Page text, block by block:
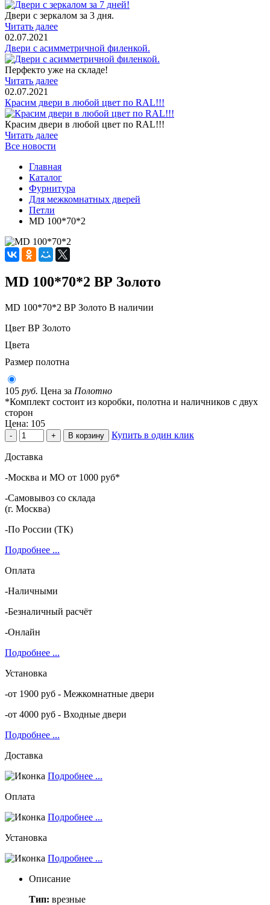
Двери с зеркалом за 3 дня.
Читать далее
02.07.2021
Двери с асимметричной филенкой.
Перфекто уже на складе!
Читать далее
02.07.2021
Красим двери в любой цвет по RAL!!!
Красим двери в любой цвет по RAL!!!
Читать далее
Все новости
Главная
Каталог
Фурнитура
Для межкомнатных дверей
Петли
MD 100*70*2
MD 100*70*2 ВР Золото
MD 100*70*2 ВР Золото В наличии
Цвет ВР Золото
Цвета
Размер полотна
105 руб. Цена за Полотно
*Комплект состоит из коробки, полотна и наличников с двух
сторон
Цена: 105
- + В корзину Купить в один клик
Доставка
-Москва и МО от 1000 руб*
-Самовывоз со склада
(г. Москва)
-По России (ТК)
Подробнее ...
Оплата
-Наличными
-Безналичный расчёт
-Онлайн
Подробнее ...
Установка
-от 1900 руб - Межкомнатные двери
-от 4000 руб - Входные двери
Подробнее ...
Доставка
Подробнее ...
Оплата
Подробнее ...
Установка
Подробнее ...
Описание
Тип: врезные